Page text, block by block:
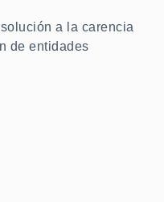
a la carencia
de entidades